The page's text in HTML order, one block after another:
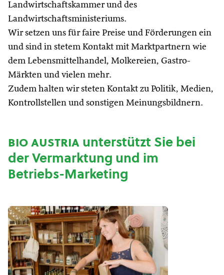
Landwirtschaftskammer und des
Landwirtschaftsministeriums.
Wir setzen uns für faire Preise und Förderungen ein
und sind in stetem Kontakt mit Marktpartnern wie
dem Lebensmittelhandel, Molkereien, Gastro-
Märkten und vielen mehr.
Zudem halten wir steten Kontakt zu Politik, Medien,
Kontrollstellen und sonstigen Meinungsbildnern.
bio austriaunterstützt Sie bei
der Vermarktung und im
Betriebs-Marketing